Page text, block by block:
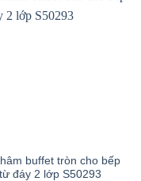
buffet tròn cho bếp
từ đáy 2 lớp S50293